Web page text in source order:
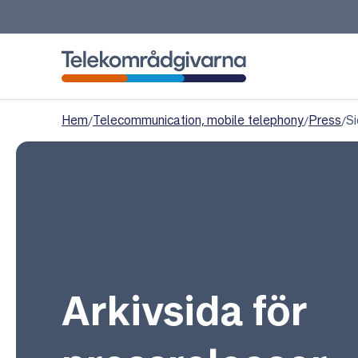
Hem/Telecommunication, mobile telephony/Press/
Arkivsida för